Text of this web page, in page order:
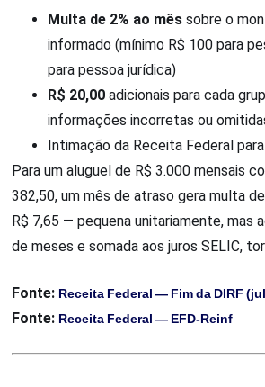
Multa de 2% ao mês sobre o
informado (mínimo R$ 100 para
para pessoa jurídica)
R$ 20,00 adicionais para cada
informações incorretas ou
Intimação da Receita Federal
Para um aluguel de R$ 3.000 mensais
382,50, um mês de atraso gera multa
R$ 7,65 — pequena unitariamente, mas
de meses e somada aos juros SELIC,
Fonte: Receita Federal — Fim da DIRF
Fonte: Receita Federal — EFD-Reinf